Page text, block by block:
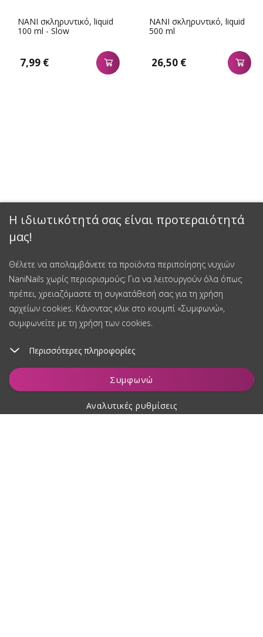
Η ιδιωτικότητά σας είναι προτεραιότητά
μας!
Θέλετε να απολαμβάνετε τα προϊόντα περιποίησης νυχιών
NaniNails χωρίς περιορισμούς; Για να λειτουργούν όλα όπως
πρέπει, χρειαζόμαστε τη συγκατάθεσή σας για τη χρήση
αρχείων cookies. Κάνοντας κλικ στο κουμπί «Συμφωνώ»,
συμφωνείτε με τη χρήση των cookies.
Περισσότερες πληροφορίες
Συμφωνώ
Αναλυτικές ρυθμίσεις
NANI σκληρυντικό, liquid
100 ml - Slow
7,99 €
NANI σκληρυντικό, liquid
500 ml
26,50 €